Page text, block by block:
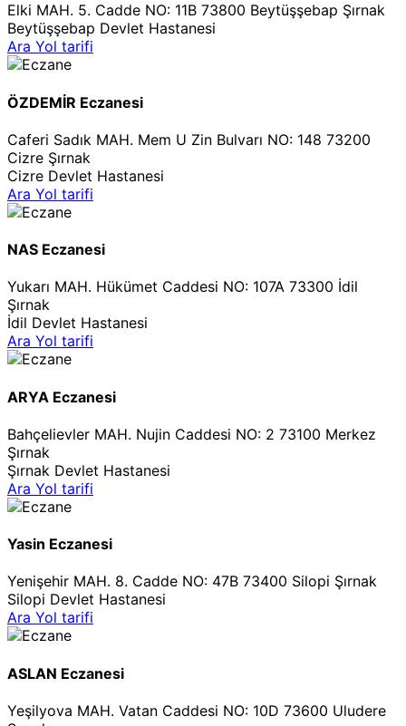
Elki MAH. 5. Cadde NO: 11B 73800 Beytüşşebap Şırnak
Beytüşşebap Devlet Hastanesi
Ara Yol tarifi
ÖZDEMİR Eczanesi
Caferi Sadık MAH. Mem U Zin Bulvarı NO: 148 73200
Cizre Şırnak
Cizre Devlet Hastanesi
Ara Yol tarifi
NAS Eczanesi
Yukarı MAH. Hükümet Caddesi NO: 107A 73300 İdil
Şırnak
İdil Devlet Hastanesi
Ara Yol tarifi
ARYA Eczanesi
Bahçelievler MAH. Nujin Caddesi NO: 2 73100 Merkez
Şırnak
Şırnak Devlet Hastanesi
Ara Yol tarifi
Yasin Eczanesi
Yenişehir MAH. 8. Cadde NO: 47B 73400 Silopi Şırnak
Silopi Devlet Hastanesi
Ara Yol tarifi
ASLAN Eczanesi
Yeşilyova MAH. Vatan Caddesi NO: 10D 73600 Uludere